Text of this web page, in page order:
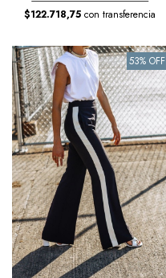
$122.718,75 con transferencia
53% OFF